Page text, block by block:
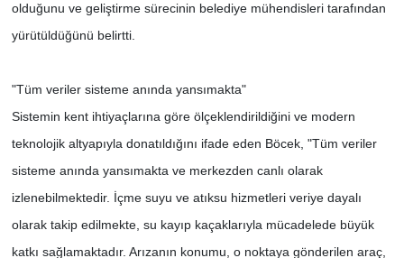
olduğunu ve geliştirme sürecinin belediye mühendisleri tarafından
yürütüldüğünü belirtti.
"Tüm veriler sisteme anında yansımakta"
Sistemin kent ihtiyaçlarına göre ölçeklendirildiğini ve modern
teknolojik altyapıyla donatıldığını ifade eden Böcek, "Tüm veriler
sisteme anında yansımakta ve merkezden canlı olarak
izlenebilmektedir. İçme suyu ve atıksu hizmetleri veriye dayalı
olarak takip edilmekte, su kayıp kaçaklarıyla mücadelede büyük
katkı sağlamaktadır. Arızanın konumu, o noktaya gönderilen araç,